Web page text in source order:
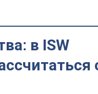
в ISW